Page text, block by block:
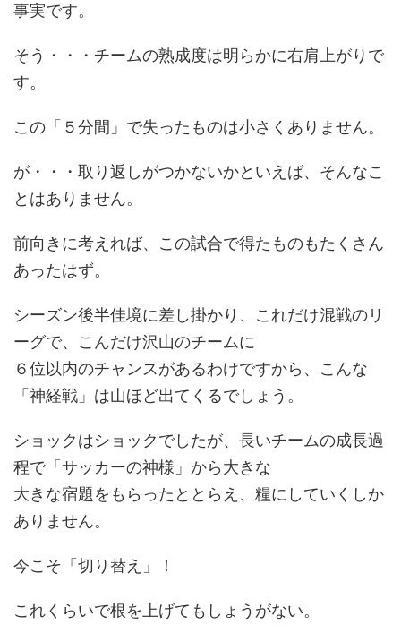
事実です。
そう・・・チームの熟成度は明らかに右肩上がりで
す。
この「５分間」で失ったものは小さくありません。
が・・・取り返しがつかないかといえば、そんなこ
とはありません。
前向きに考えれば、この試合で得たものもたくさん
あったはず。
シーズン後半佳境に差し掛かり、これだけ混戦のリ
ーグで、こんだけ沢山のチームに
６位以内のチャンスがあるわけですから、こんな
「神経戦」は山ほど出てくるでしょう。
ショックはショックでしたが、長いチームの成長過
程で「サッカーの神様」から大きな
大きな宿題をもらったととらえ、糧にしていくしか
ありません。
今こそ「切り替え」！
これくらいで根を上げてもしょうがない。